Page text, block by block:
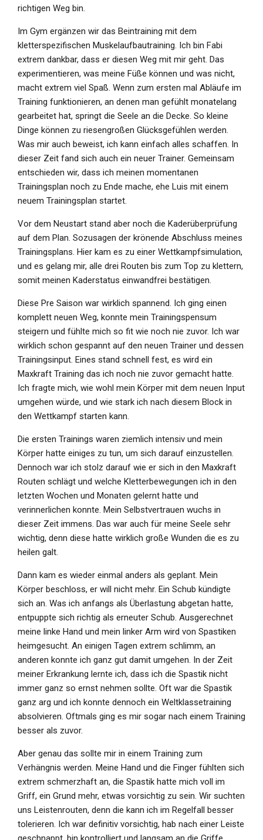
richtigen Weg bin.
Im Gym ergänzen wir das Beintraining mit dem
kletterspezifischen Muskelaufbautraining. Ich bin Fabi
extrem dankbar, dass er diesen Weg mit mir geht. Das
experimentieren, was meine Füße können und was nicht,
macht extrem viel Spaß. Wenn zum ersten mal Abläufe im
Training funktionieren, an denen man gefühlt monatelang
gearbeitet hat, springt die Seele an die Decke. So kleine
Dinge können zu riesengroßen Glücksgefühlen werden.
Was mir auch beweist, ich kann einfach alles schaffen. In
dieser Zeit fand sich auch ein neuer Trainer. Gemeinsam
entschieden wir, dass ich meinen momentanen
Trainingsplan noch zu Ende mache, ehe Luis mit einem
neuem Trainingsplan startet.
Vor dem Neustart stand aber noch die Kaderüberprüfung
auf dem Plan. Sozusagen der krönende Abschluss meines
Trainingsplans. Hier kam es zu einer Wettkampfsimulation,
und es gelang mir, alle drei Routen bis zum Top zu klettern,
somit meinen Kaderstatus einwandfrei bestätigen.
Diese Pre Saison war wirklich spannend. Ich ging einen
komplett neuen Weg, konnte mein Trainingspensum
steigern und fühlte mich so fit wie noch nie zuvor. Ich war
wirklich schon gespannt auf den neuen Trainer und dessen
Trainingsinput. Eines stand schnell fest, es wird ein
Maxkraft Training das ich noch nie zuvor gemacht hatte.
Ich fragte mich, wie wohl mein Körper mit dem neuen Input
umgehen würde, und wie stark ich nach diesem Block in
den Wettkampf starten kann.
Die ersten Trainings waren ziemlich intensiv und mein
Körper hatte einiges zu tun, um sich darauf einzustellen.
Dennoch war ich stolz darauf wie er sich in den Maxkraft
Routen schlägt und welche Kletterbewegungen ich in den
letzten Wochen und Monaten gelernt hatte und
verinnerlichen konnte. Mein Selbstvertrauen wuchs in
dieser Zeit immens. Das war auch für meine Seele sehr
wichtig, denn diese hatte wirklich große Wunden die es zu
heilen galt.
Dann kam es wieder einmal anders als geplant. Mein
Körper beschloss, er will nicht mehr. Ein Schub kündigte
sich an. Was ich anfangs als Überlastung abgetan hatte,
entpuppte sich richtig als erneuter Schub. Ausgerechnet
meine linke Hand und mein linker Arm wird von Spastiken
heimgesucht. An einigen Tagen extrem schlimm, an
anderen konnte ich ganz gut damit umgehen. In der Zeit
meiner Erkrankung lernte ich, dass ich die Spastik nicht
immer ganz so ernst nehmen sollte. Oft war die Spastik
ganz arg und ich konnte dennoch ein Weltklassetraining
absolvieren. Oftmals ging es mir sogar nach einem Training
besser als zuvor.
Aber genau das sollte mir in einem Training zum
Verhängnis werden. Meine Hand und die Finger fühlten sich
extrem schmerzhaft an, die Spastik hatte mich voll im
Griff, ein Grund mehr, etwas vorsichtig zu sein. Wir suchten
uns Leistenrouten, denn die kann ich im Regelfall besser
tolerieren. Ich war definitiv vorsichtig, hab nach einer Leiste